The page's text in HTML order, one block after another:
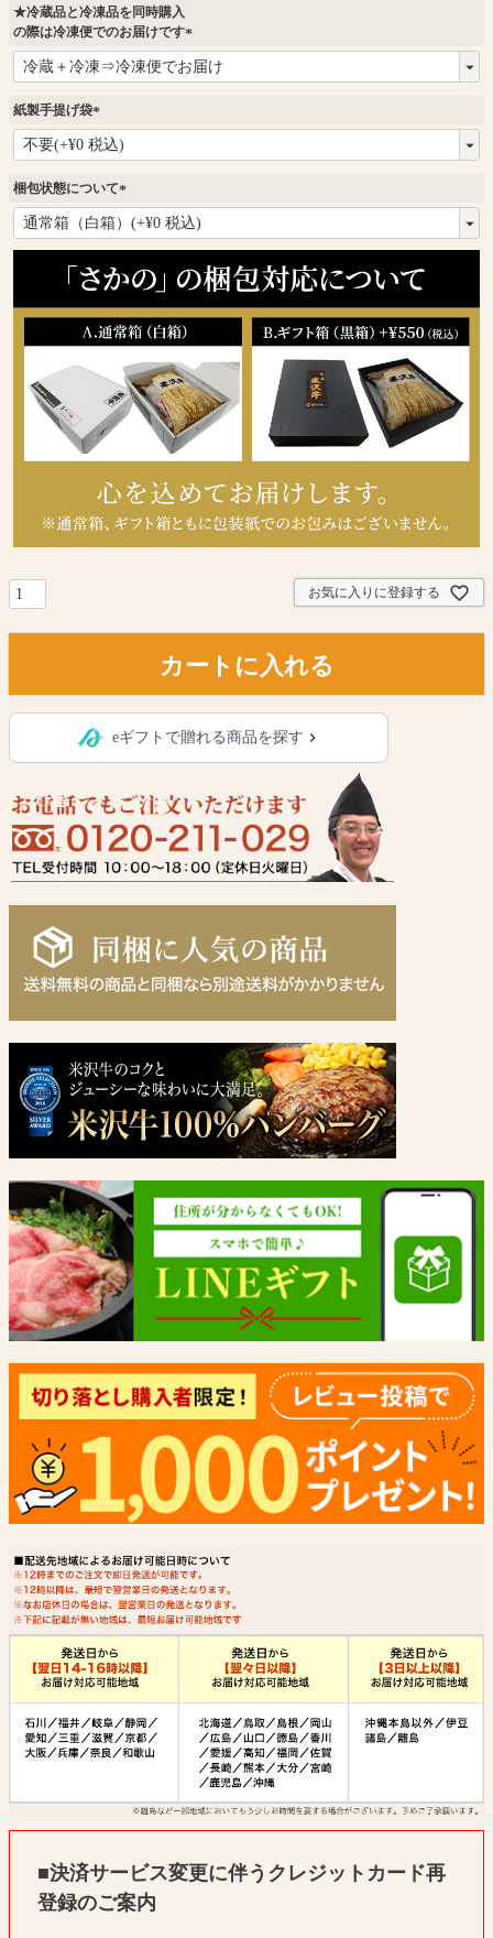
★冷蔵品と冷凍品を同時購入
の際は冷凍便でのお届けです
(
必
紙製手提げ袋
(
必
)
梱包状態について
(
必
須
)
お気に入りに登録する
カートに入れる
eギフトで贈れる商品を探す
■決済サービス変更に伴うクレジットカード再
登録のご案内